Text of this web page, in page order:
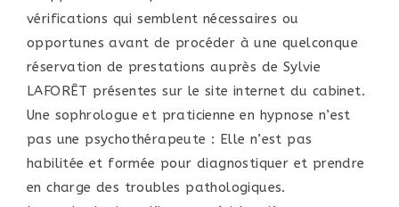
vérifications qui semblent nécessaires ou
opportunes avant de procéder à une quelconque
réservation de prestations auprès de Sylvie
LAFORÊT présentes sur le site internet du cabinet.
Une sophrologue et praticienne en hypnose n’est
pas une psychothérapeute : Elle n’est pas
habilitée et formée pour diagnostiquer et prendre
en charge des troubles pathologiques.